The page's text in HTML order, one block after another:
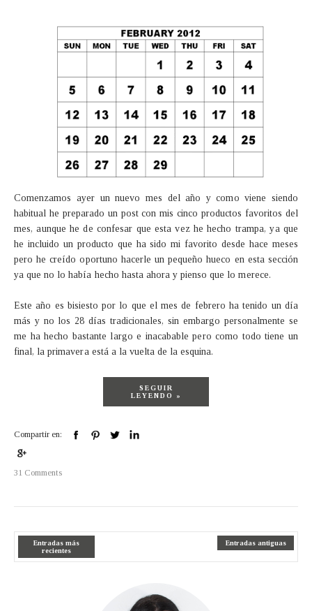
Comenzamos ayer un nuevo mes del año y como viene siendo
habitual he preparado un post con mis cinco productos favoritos del
mes, aunque he de confesar que esta vez he hecho trampa, ya que
he incluido un producto que ha sido mi favorito desde hace meses
pero he creído oportuno hacerle un pequeño hueco en esta sección
ya que no lo había hecho hasta ahora y pienso que lo merece.
Este año es bisiesto por lo que el mes de febrero ha tenido un día
más y no los 28 días tradicionales, sin embargo personalmente se
me ha hecho bastante largo e inacabable pero como todo tiene un
final, la primavera está a la vuelta de la esquina.
SEGUIR
LEYENDO »
Compartir en:
31 Comments
Entradas más
recientes
Entradas antiguas